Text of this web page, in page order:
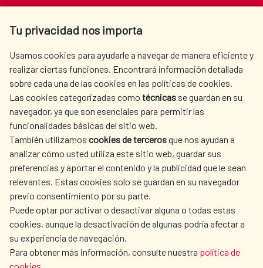
Tu privacidad nos importa
Usamos cookies para ayudarle a navegar de manera eficiente y
realizar ciertas funciones. Encontrará información detallada
sobre cada una de las cookies en las políticas de cookies.
Las cookies categorizadas como técnicas se guardan en su
navegador, ya que son esenciales para permitir las
funcionalidades básicas del sitio web.
También utilizamos cookies de tercerosque nos ayudan a
analizar cómo usted utiliza este sitio web, guardar sus
preferencias y aportar el contenido y la publicidad que le sean
relevantes. Estas cookies solo se guardan en su navegador
previo consentimiento por su parte.
Puede optar por activar o desactivar alguna o todas estas
cookies, aunque la desactivación de algunas podría afectar a
su experiencia de navegación.
Para obtener más información, consulte nuestra política de
Tel. +34 900 20 30 54​​​​​​​
AECID
WHERE DO WE COOPERATE?
SPANISH HUMANITARIAN
ACTION
PRESS ROOM
CULTURE AND SCIENCE LIBRARY
OUR SOCIAL MEDIA